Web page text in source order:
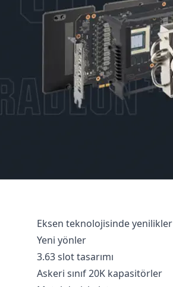
Eksen teknolojisinde yenilikler
Yeni yönler
3.63 slot tasarımı
Askeri sınıf 20K kapasitörler